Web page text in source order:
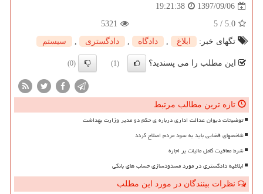
1397/09/06
19:21:38
5.0
/
5
5321
تگهای خبر:
ابلاغ , دادگاه , دادگستری , سیستم
این مطلب را می پسندید؟ (1)
(0)
تازه ترین مطالب مرتبط
توضیحات دیوان عدالت اداری درباره ی حکم دو مدیر وزارت بهداشت
شاخصهای قضایی باید به سود مردم اصلاح گردد
شرط معافیت کامل مالیات بر اجاره
ابلاغیه دادگستری در مورد مسدودسازی حساب های بانکی
نظرات بینندگان در مورد این مطلب